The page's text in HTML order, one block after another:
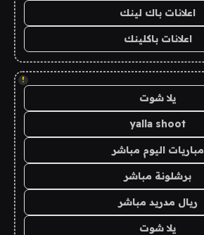
اعلانات باك لينك
اعلانات باكلينك
!
يلا شوت
yalla shoot
مباريات اليوم مباشر
برشلونة مباشر
ريال مدريد مباشر
يلا شوت